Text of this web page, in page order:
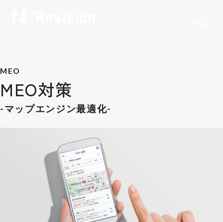
私たちについて
制作実績 Works
お客様の声 Voice
コラム Column
お知らせ News
MEO
MEO対策
-マップエンジン最適化-